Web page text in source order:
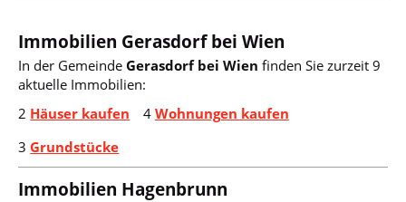
Immobilien Gerasdorf bei Wien
In der GemeindeGerasdorf bei Wien finden Sie zurzeit 9
aktuelle Immobilien:
2 Häuser kaufen 4 Wohnungen kaufen
3Grundstücke
Immobilien Hagenbrunn